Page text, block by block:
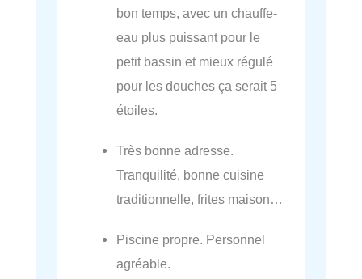
bon temps, avec un chauffe-
eau plus puissant pour le
petit bassin et mieux régulé
pour les douches ça serait 5
étoiles.
Très bonne adresse.
Tranquilité, bonne cuisine
traditionnelle, frites maison…
Piscine propre. Personnel
agréable.